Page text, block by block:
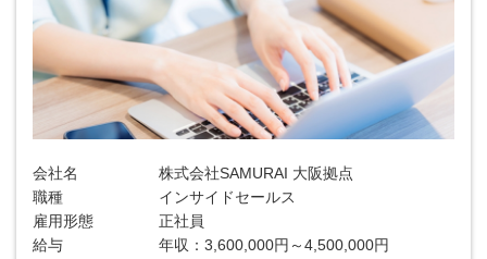
会社名
株式会社SAMURAI 大阪拠点
職種
インサイドセールス
雇用形態
正社員
給与
年収：3,600,000円～4,500,000円